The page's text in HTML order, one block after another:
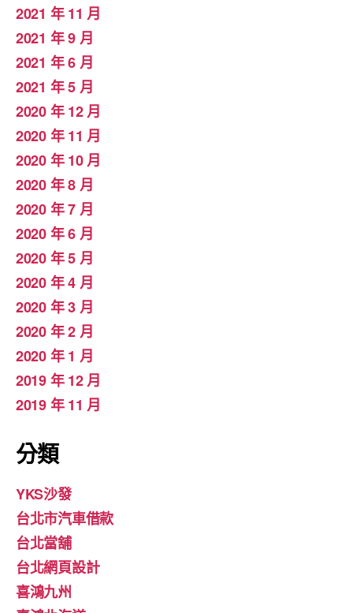
2021 年 11 月
2021 年 9 月
2021 年 6 月
2021 年 5 月
2020 年 12 月
2020 年 11 月
2020 年 10 月
2020 年 8 月
2020 年 7 月
2020 年 6 月
2020 年 5 月
2020 年 4 月
2020 年 3 月
2020 年 2 月
2020 年 1 月
2019 年 12 月
2019 年 11 月
分類
YKS沙發
台北市汽車借款
台北當舖
台北網頁設計
喜鴻九州